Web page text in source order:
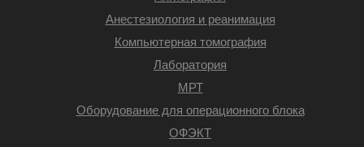
Анестезиология и реанимация
Компьютерная томография
Лаборатория
МРТ
Оборудование для операционного блока
ОФЭКТ